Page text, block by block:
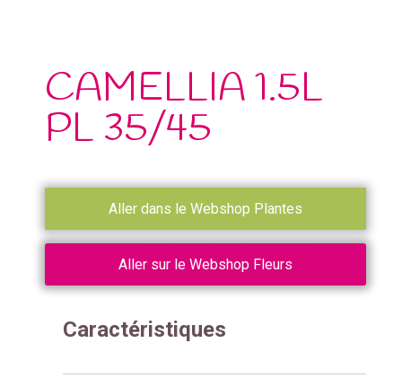
CAMELLIA 1.5L
PL 35/45
Aller dans le Webshop Plantes
Aller sur le Webshop Fleurs
Caractéristiques